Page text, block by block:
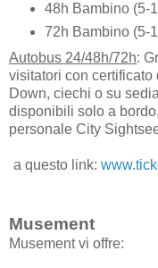
48h Bambino (5-
72h Bambino (5-
Autobus 24/48h/72h:
visitatori con
Down, ciechi o su
disponibili solo a
personale City
a questo link:
Musement
Musement vi offre: